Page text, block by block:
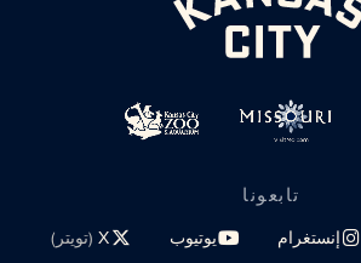
تابعونا
على مواقع التواصل الاجتماعي
إنستغرام
رابط الملف الشخصي على مواقع التواصل الاجتماعي
يوتيوب
رابط الملف الشخصي على مواقع
X (تويتر)
رابط الملف